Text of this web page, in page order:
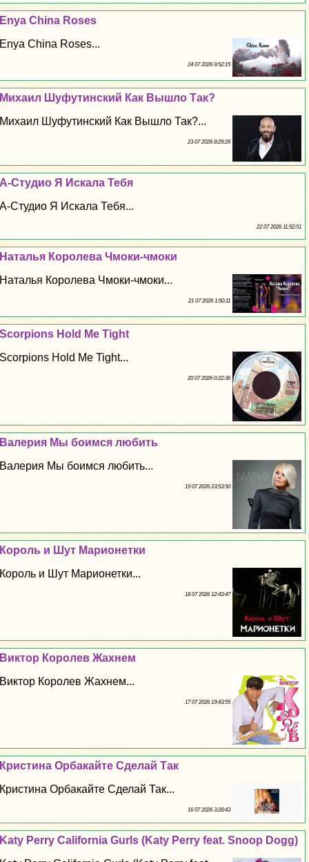
Enya China Roses
Enya China Roses...
24 07 2026 9:52:15
Михаил Шуфутинский Как Вышло Так?
Михаил Шуфутинский Как Вышло Так?...
23 07 2026 8:29:26
А-Студио Я Искала Тебя
А-Студио Я Искала Тебя...
22 07 2026 11:52:51
Наталья Королева Чмоки-чмоки
Наталья Королева Чмоки-чмоки...
21 07 2026 1:50:11
Scorpions Hold Me Tight
Scorpions Hold Me Tight...
20 07 2026 0:22:36
Валерия Мы боимся любить
Валерия Мы боимся любить...
19 07 2026 23:53:50
Король и Шут Марионетки
Король и Шут Марионетки...
18 07 2026 12:43:47
Виктор Королев Жахнем
Виктор Королев Жахнем...
17 07 2026 19:43:55
Кристина Орбакайте Сделай Так
Кристина Орбакайте Сделай Так...
16 07 2026 3:28:43
Katy Perry California Gurls (Katy Perry feat. Snoop Dogg)